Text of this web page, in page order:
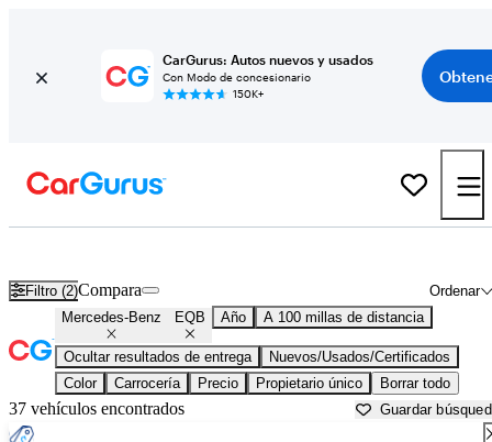
CarGurus: Autos nuevos y usados
Con Modo de concesionario
150K+
Filtro (2) Ordenar
Compara
Mercedes-Benz EQB Año A 100 millas de distancia
Ocultar resultados de entrega
Nuevos/Usados/Certificados
Color
Carrocería Precio Propietario único Borrar todo
37 vehículos encontrados Guardar